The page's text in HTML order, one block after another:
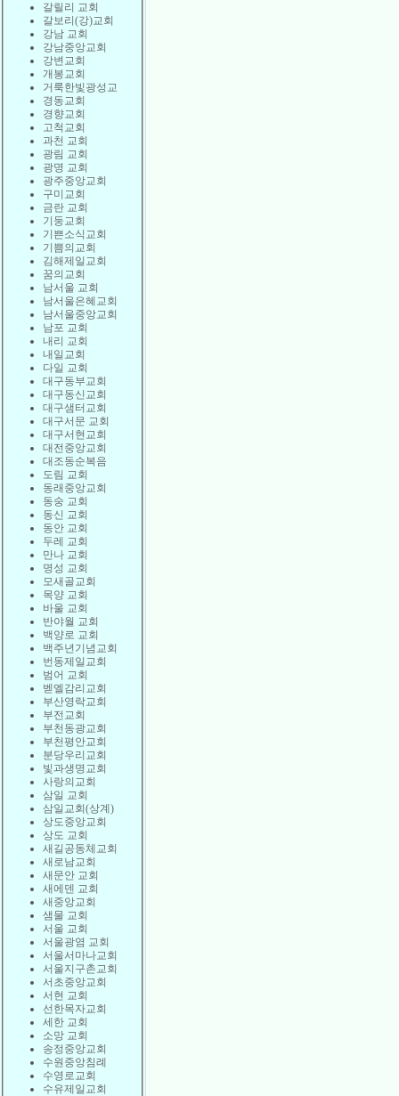
갈릴리 교회
갈보리(강)교회
강남 교회
강남중앙교회
강변교회
개봉교회
거룩한빛광성교
경동교회
경향교회
고척교회
과천 교회
광림 교회
광명 교회
광주중앙교회
구미교회
금란 교회
기둥교회
기쁜소식교회
기쁨의교회
김해제일교회
꿈의교회
남서울 교회
남서울은혜교회
남서울중앙교회
남포 교회
내리 교회
내일교회
다일 교회
대구동부교회
대구동신교회
대구샘터교회
대구서문 교회
대구서현교회
대전중앙교회
대조동순복음
도림 교회
동래중앙교회
동숭 교회
동신 교회
동안 교회
두레 교회
만나 교회
명성 교회
모새골교회
목양 교회
바울 교회
반야월 교회
백양로 교회
백주년기념교회
번동제일교회
범어 교회
벧엘감리교회
부산영락교회
부전교회
부천동광교회
부천평안교회
분당우리교회
빛과생명교회
사랑의교회
삼일 교회
삼일교회(상계)
상도중앙교회
상도 교회
새길공동체교회
새로남교회
새문안 교회
새에덴 교회
새중앙교회
샘물 교회
서울 교회
서울광염 교회
서울서마나교회
서울지구촌교회
서초중앙교회
서현 교회
선한목자교회
세한 교회
소망 교회
송정중앙교회
수원중앙침례
수영로교회
수유제일교회